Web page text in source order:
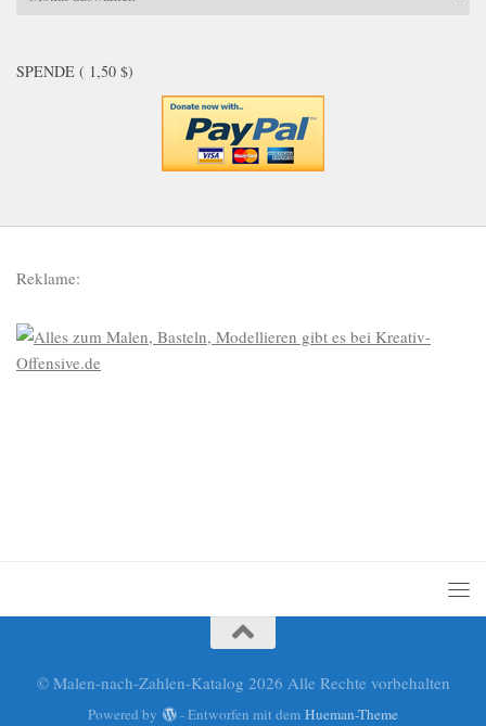
SPENDE ( 1,50 $)
Reklame:
© Malen-nach-Zahlen-Katalog 2026 Alle Rechte vorbehalten
Powered by - Entworfen mit dem Hueman-Theme